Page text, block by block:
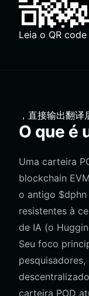
Leia o QR
，直接输出翻译
O que é
Uma carteira
blockchain
o antigo
resistentes à
de IA (o
Seu foco
carteira POD